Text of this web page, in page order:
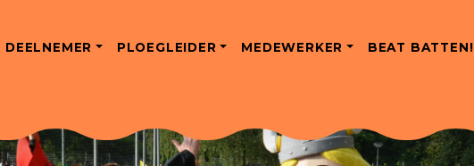
DEELNEMER PLOEGLEIDER MEDEWERKER BEAT BATTEN!